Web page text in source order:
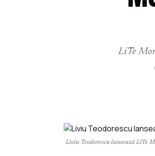
LiTe
Liviu Teodorescu lansează LiTe